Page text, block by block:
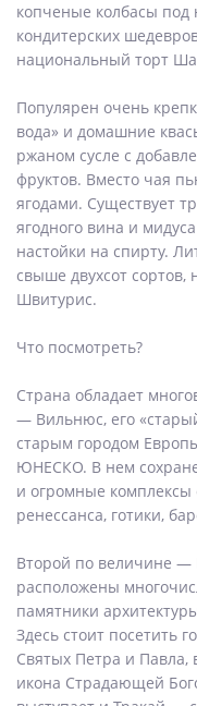
копченые колбасы под
кондитерских
национальный торт
Популярен очень
вода» и домашние
ржаном сусле с
фруктов. Вместо чая
ягодами. Существует
ягодного вина и
настойки на спирту.
свыше двухсот сортов,
Швитурис.
Что посмотреть?
Страна обладает
— Вильнюс, его
старым городом
ЮНЕСКО. В нем
и огромные комплексы
ренессанса, готики,
Второй по величине —
расположены
памятники
Здесь стоит посетить
Святых Петра и Павла,
икона Страдающей